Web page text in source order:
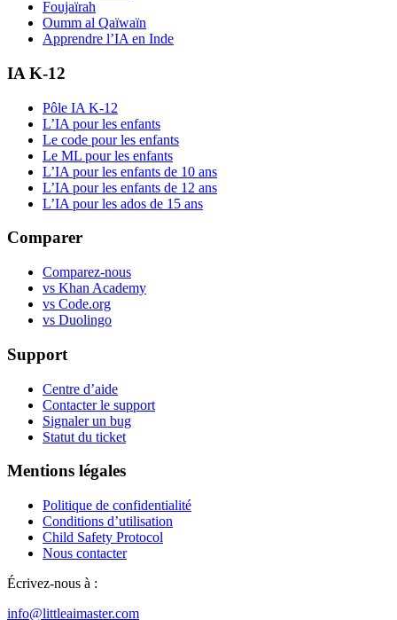
Foujaïrah
Oumm al Qaïwaïn
Apprendre l’IA en Inde
IA K-12
Pôle IA K-12
L’IA pour les enfants
Le code pour les enfants
Le ML pour les enfants
L’IA pour les enfants de 10 ans
L’IA pour les enfants de 12 ans
L’IA pour les ados de 15 ans
Comparer
Comparez-nous
vs Khan Academy
vs Code.org
vs Duolingo
Support
Centre d’aide
Contacter le support
Signaler un bug
Statut du ticket
Mentions légales
Politique de confidentialité
Conditions d’utilisation
Child Safety Protocol
Nous contacter
Écrivez-nous à :
info@littleaimaster.com